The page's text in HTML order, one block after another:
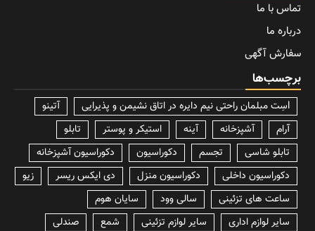
تماس با ما
درباره ما
سفارش آگهی
برچسب‌ها
lسِت مبلمان راحتی نیم دایره در اتاق نشیمن و پذیرایی
آتینو
آرام
آشپزخانه آینه استیکر و پوستر
تابلو
تابلو شاسی
تجسم دکوراسیون
دکوراسیون آشپزخانه
دکوراسیون داخلی
دکوراسیون منزل دی ایکس ریسر
زیو
ساعت های تزئینی
سالی وود
سایان هوم
سایر لوازم اداری
سایر لوازم تزئینی شمع
صندلی